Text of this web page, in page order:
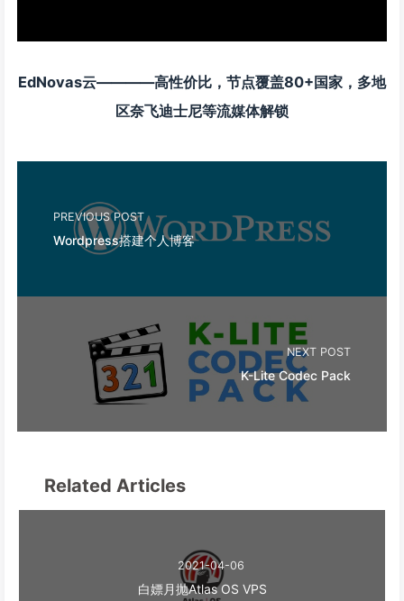
EdNovas云————高性价比，节点覆盖80+国家，多地
区奈飞迪士尼等流媒体解锁
PREVIOUS POST
Wordpress搭建个人博客
NEXT POST
K-Lite Codec Pack
Related Articles
2021-04-06
白嫖月抛Atlas OS VPS